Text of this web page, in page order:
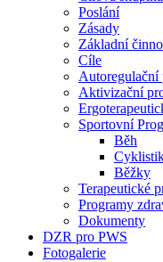
Poslání
Zásady
Základní
Cíle
Autoregulační
Aktivizační
Sportovní
Běh
Běžky
Terapeutické
Programy
Dokumenty
DZR pro PWS
Fotogalerie